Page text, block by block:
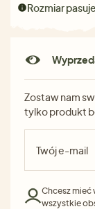
Rozmiar
Zostaw nam
tylko produkt
Chcesz
wszystkie